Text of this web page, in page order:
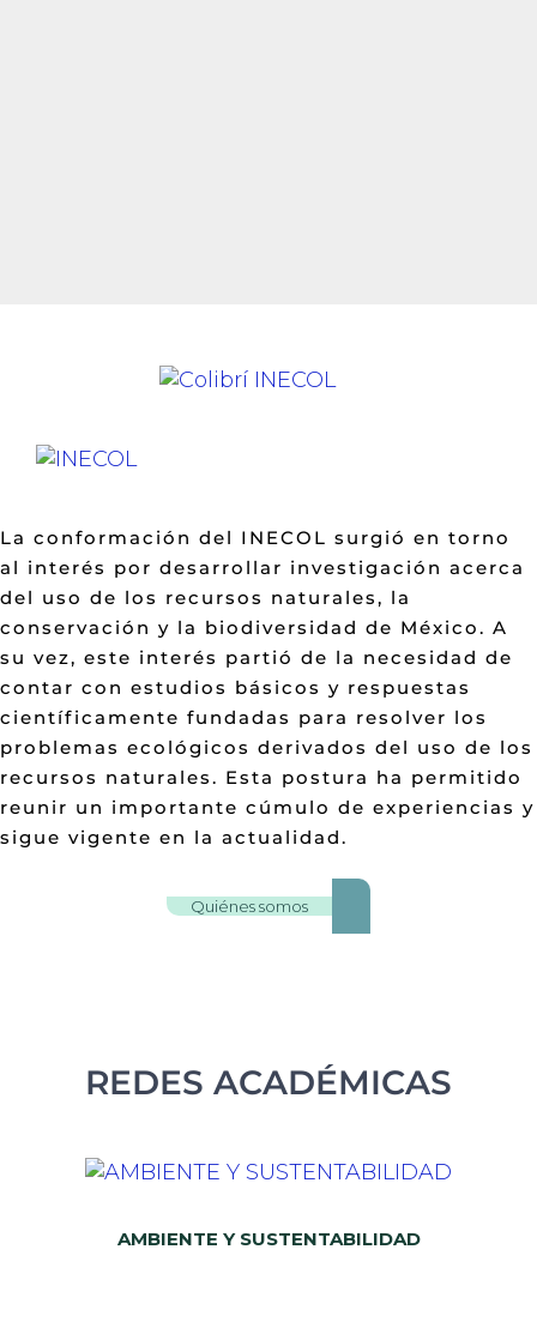
La conformación del INECOL surgió en torno
al interés por desarrollar investigación acerca
del uso de los recursos naturales, la
conservación y la biodiversidad de México. A
su vez, este interés partió de la necesidad de
contar con estudios básicos y respuestas
científicamente fundadas para resolver los
problemas ecológicos derivados del uso de los
recursos naturales. Esta postura ha permitido
reunir un importante cúmulo de experiencias y
sigue vigente en la actualidad.
Quiénes somos
REDES ACADÉMICAS
AMBIENTE Y SUSTENTABILIDAD